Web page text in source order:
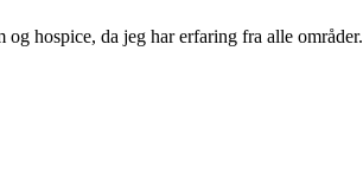
hospice, da jeg har erfaring fra alle områder.